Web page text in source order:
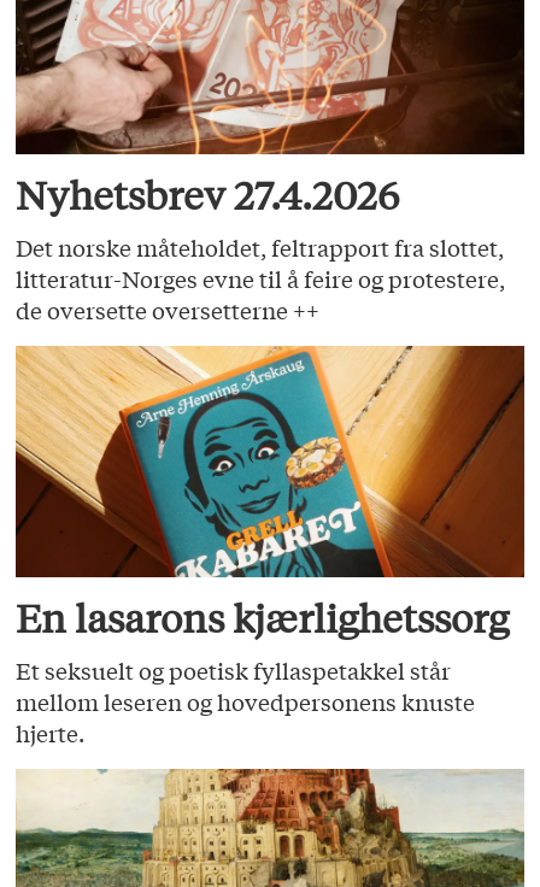
Nyhetsbrev 27.4.2026
Det norske måteholdet, feltrapport fra slottet,
litteratur-Norges evne til å feire og protestere,
de oversette oversetterne ++
En lasarons kjærlighetssorg
Et seksuelt og poetisk fyllaspetakkel står
mellom leseren og hovedpersonens knuste
hjerte.